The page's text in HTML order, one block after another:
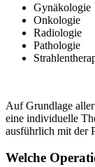
Gynäkologie
Onkologie
Radiologie
Pathologie
Auf Grundlage
eine individuelle
ausführlich mit der
Welche